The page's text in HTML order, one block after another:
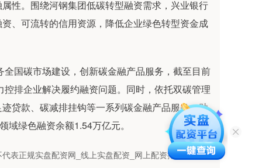
性。围绕河钢集团低碳转型融资需求，兴业银行
、可流转的信用资源，降低企业绿色转型资金成
国碳市场建设，创新碳金融产品服务，截至目前
排企业解决履约融资问题。同时，依托双碳管理
贷款、碳减排挂钩等一系列碳金融产品服务，助
绿色融资余额1.54万亿元。
表正规实盘配资网_线上实盘配资_网上配资排行榜观点